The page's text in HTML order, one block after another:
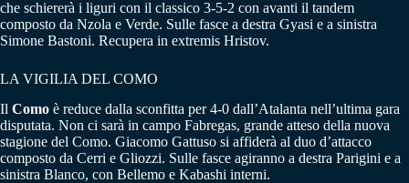
che schiererà i liguri con il classico 3-5-2 con avanti il tandem
composto da Nzola e Verde. Sulle fasce a destra Gyasi e a sinistra
Simone Bastoni. Recupera in extremis Hristov.
LA VIGILIA DEL COMO
Il Como è reduce dalla sconfitta per 4-0 dall’Atalanta nell’ultima gara
disputata. Non ci sarà in campo Fabregas, grande atteso della nuova
stagione del Como. Giacomo Gattuso si affiderà al duo d’attacco
composto da Cerri e Gliozzi. Sulle fasce agiranno a destra Parigini e a
sinistra Blanco, con Bellemo e Kabashi interni.